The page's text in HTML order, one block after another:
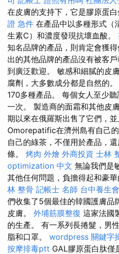
在皮膚的支持下，它是膠原蛋
證 急件 在產品中以多種形式（
生素C）和濃度發現抗壞血酸。
知名品牌的產品，則肯定會獲
出的其他品牌的產品沒有被客
到廣泛歡迎。 敏感和細膩的皮
腐劑，大多數成分都是自然的
170多種產品。 每個女人至少
一次。 製造商的面霜和其他皮
期以來在俄羅斯出售了它們，並
Omorepatific在濟州島有自己
自己的綠茶，不僅用於產品，
條。 烤肉 外燴 外商投資 士林
optimization 中文 無論我們是
其他任何問題，負擔得起和豪
林 整骨 記帳士 名師 台中養生
們收集了5個最佳的韓國護膚品
皮膚。 外埔筋膜整復 這家法國
的生產。 有一系列長捲髮，男
脂和口罩。 wordpress 關鍵字
按摩排毒ptt GAL膠原蛋白肽僅